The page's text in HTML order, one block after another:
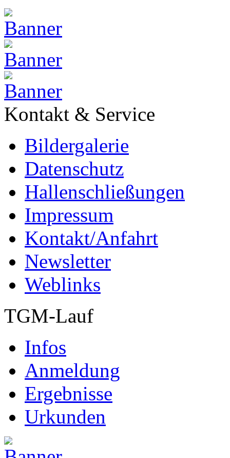
Kontakt & Service
Bildergalerie
Datenschutz
Hallenschließungen
Impressum
Kontakt/Anfahrt
Newsletter
Weblinks
TGM-Lauf
Infos
Anmeldung
Ergebnisse
Urkunden